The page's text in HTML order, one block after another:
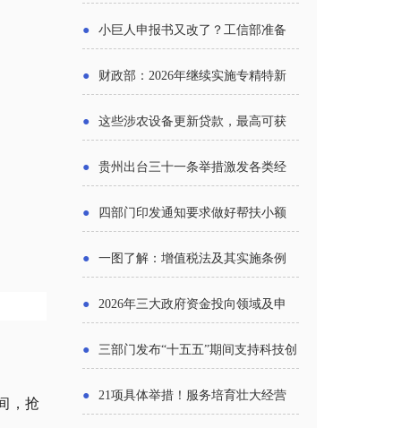
，抢
● 小巨人申报书又改了？工信部准备
● 财政部：2026年继续实施专精特新
● 这些涉农设备更新贷款，最高可获
● 贵州出台三十一条举措激发各类经
● 四部门印发通知要求做好帮扶小额
● 一图了解：增值税法及其实施条例
● 2026年三大政府资金投向领域及申
● 三部门发布“十五五”期间支持科技创
● 21项具体举措！服务培育壮大经营